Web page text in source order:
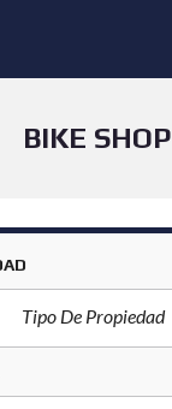
BIKE SHOP
Tipo De Propiedad